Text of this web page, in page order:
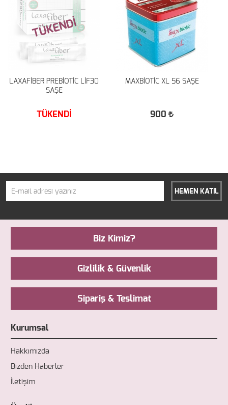
TÜKENDİ
LAXAFİBER PREBİOTİC LİF30
SAŞE
TÜKENDİ
MAXBİOTİC XL 56 SAŞE
900
HEMEN KATIL
Biz Kimiz?
Gizlilik & Güvenlik
Sipariş & Teslimat
Kurumsal
Hakkımızda
Bizden Haberler
İletişim